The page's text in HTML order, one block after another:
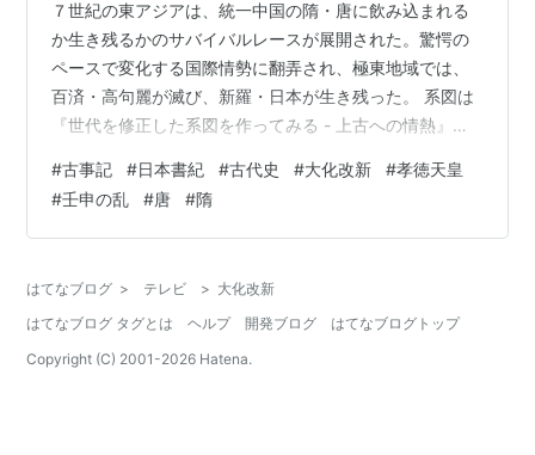
７世紀の東アジアは、統一中国の隋・唐に飲み込まれる
か生き残るかのサバイバルレースが展開された。驚愕の
ペースで変化する国際情勢に翻弄され、極東地域では、
百済・高句麗が滅び、新羅・日本が生き残った。 系図は
『世代を修正した系図を作ってみる - 上古への情熱』を
は30万もの軍を高句麗に派遣してきた。辺境諸国に一気
に緊張が走る。 高句麗・百済・新羅は、隋唐の冊封体制
に入るという、常識的外交を行った。一方、「倭の五
に対してもメゲずに自らを貫き通す。600年に隋に対し
て様子見の遣使をし、607年に小野…
#古事記 #日本書紀 #古代史 #大化改新 #孝徳天皇
#壬申の乱 #唐 #隋
はてなブログ > テレビ > 大化改新
はてなブログ タグとは
ヘルプ 開発ブログ
はてなブログトップ
Copyright (C) 2001-2026 Hatena.